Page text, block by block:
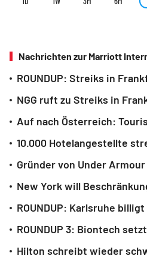
Nachrichten zur Marriott
ROUNDUP: Streiks in
NGG ruft zu Streiks in
Auf nach Österreich: